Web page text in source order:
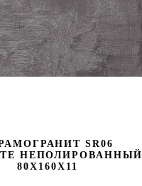
SR06
НЕПОЛИРОВАННЫЙ
80X160Х11